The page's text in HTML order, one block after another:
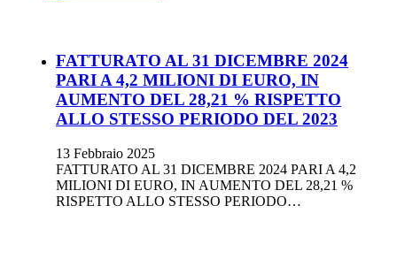
FATTURATO AL 31 DICEMBRE 2024
PARI A 4,2 MILIONI DI EURO, IN
AUMENTO DEL 28,21 % RISPETTO
ALLO STESSO PERIODO DEL 2023
13 Febbraio 2025
FATTURATO AL 31 DICEMBRE 2024 PARI A 4,2
MILIONI DI EURO, IN AUMENTO DEL 28,21 %
RISPETTO ALLO STESSO PERIODO…